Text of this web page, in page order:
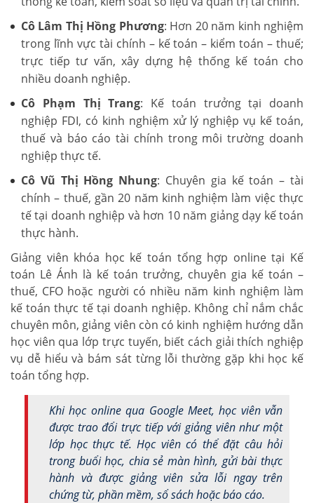
Cô Lâm Thị Hồng Phương: Hơn 20 năm kinh nghiệm
trong lĩnh vực tài chính – kế toán – kiểm toán – thuế;
trực tiếp tư vấn, xây dựng hệ thống kế toán cho
nhiều doanh nghiệp.
Cô Phạm Thị Trang: Kế toán trưởng tại doanh
nghiệp FDI, có kinh nghiệm xử lý nghiệp vụ kế toán,
thuế và báo cáo tài chính trong môi trường doanh
nghiệp thực tế.
Cô Vũ Thị Hồng Nhung: Chuyên gia kế toán – tài
chính – thuế, gần 20 năm kinh nghiệm làm việc thực
tế tại doanh nghiệp và hơn 10 năm giảng dạy kế toán
thực hành.
Giảng viên khóa học kế toán tổng hợp online tại Kế
toán Lê Ánh là kế toán trưởng, chuyên gia kế toán –
thuế, CFO hoặc người có nhiều năm kinh nghiệm làm
kế toán thực tế tại doanh nghiệp. Không chỉ nắm chắc
chuyên môn, giảng viên còn có kinh nghiệm hướng dẫn
học viên qua lớp trực tuyến, biết cách giải thích nghiệp
vụ dễ hiểu và bám sát từng lỗi thường gặp khi học kế
toán tổng hợp.
Khi học online qua Google Meet, học viên vẫn
được trao đổi trực tiếp với giảng viên như một
lớp học thực tế. Học viên có thể đặt câu hỏi
trong buổi học, chia sẻ màn hình, gửi bài thực
hành và được giảng viên sửa lỗi ngay trên
chứng từ, phần mềm, sổ sách hoặc báo cáo.